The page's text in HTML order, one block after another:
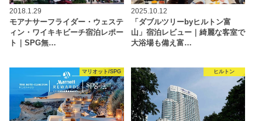
2018.1.29
モアナサーフライダー・ウェステ
ィン・ワイキキビーチ宿泊レポー
ト｜SPG無…
2025.10.12
「ダブルツリーbyヒルトン富
山」宿泊レビュー｜綺麗な客室で
大浴場も備え富…
マリオット/SPG ヒルトン